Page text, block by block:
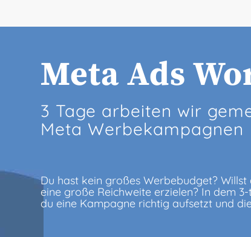
Meta Ads
3 Tage arbeiten wir
Meta Werbekampagnen
Du hast kein großes Werbebudget?
eine große Reichweite erzielen? In dem
du eine Kampagne richtig aufsetzt und